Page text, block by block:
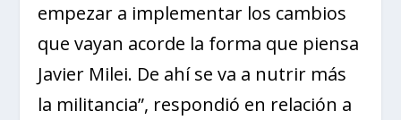
empezar a implementar los cambios
que vayan acorde la forma que piensa
Javier Milei. De ahí se va a nutrir más
la militancia”, respondió en relación a